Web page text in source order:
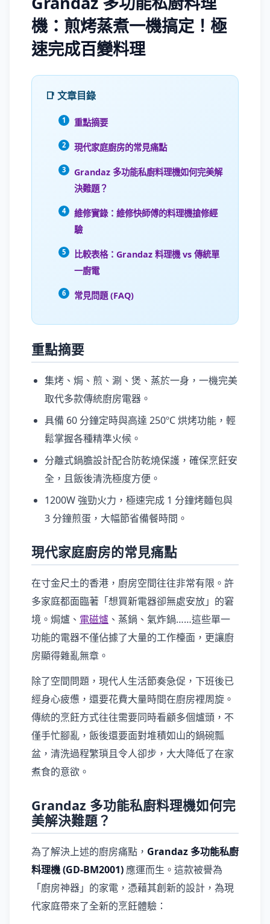
機：煎烤蒸煮一機搞定！極
速完成百變料理
📑 文章目錄
重點摘要
現代家庭廚房的常見痛點
Grandaz 多功能私廚料理機如何完美解
決難題？
維修實錄：維修快師傅的料理機搶修經
驗
比較表格：Grandaz 料理機 vs 傳統單
一廚電
常見問題 (FAQ)
重點摘要
集烤、焗、煎、涮、煲、蒸於一身，一機完美
取代多款傳統廚房電器。
具備 60 分鐘定時與高達 250ºC 烘烤功能，輕
鬆掌握各種精準火候。
分離式鍋膽設計配合防乾燒保護，確保烹飪安
全，且飯後清洗極度方便。
1200W 強勁火力，極速完成 1 分鐘烤麵包與
3 分鐘煎蛋，大幅節省備餐時間。
現代家庭廚房的常見痛點
在寸金尺土的香港，廚房空間往往非常有限。許
多家庭都面臨著「想買新電器卻無處安放」的窘
境。焗爐、 電磁爐 、蒸鍋、氣炸鍋……這些單一
功能的電器不僅佔據了大量的工作檯面，更讓廚
房顯得雜亂無章。
除了空間問題，現代人生活節奏急促，下班後已
經身心疲憊，還要花費大量時間在廚房裡周旋。
傳統的烹飪方式往往需要同時看顧多個爐頭，不
僅手忙腳亂，飯後還要面對堆積如山的鍋碗瓢
盆，清洗過程繁瑣且令人卻步，大大降低了在家
煮食的意欲。
Grandaz 多功能私廚料理機如何完
美解決難題？
為了解決上述的廚房痛點， Grandaz 多功能私廚
料理機 (GD-BM2001) 應運而生。這款被譽為
「廚房神器」的家電，憑藉其創新的設計，為現
代家庭帶來了全新的烹飪體驗：